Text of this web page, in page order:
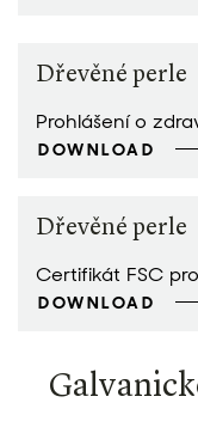
Dřevěné perle
Prohlášení o
DOWNLOAD
Dřevěné perle
Certifikát FSC
DOWNLOAD